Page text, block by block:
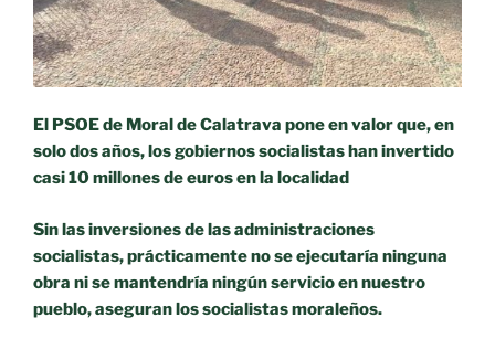
contrato
de
trabajo
de
tres
meses»
El PSOE de Moral de Calatrava pone en valor que, en
solo dos años, los gobiernos socialistas han invertido
casi 10 millones de euros en la localidad
Sin las inversiones de las administraciones
socialistas, prácticamente no se ejecutaría ninguna
obra ni se mantendría ningún servicio en nuestro
pueblo, aseguran los socialistas moraleños.